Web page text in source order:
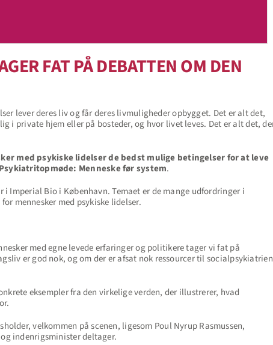
FAT PÅ DEBATTEN OM DEN
lever deres liv og får deres livmuligheder opbygget. Det er alt det,
i private hjem eller på bosteder, og hvor livet leves. Det er alt det,
med psykiske lidelser de bedst mulige betingelser for at leve
Menneske før system.
Imperial Bio i København. Temaet er de mange udfordringer i
mennesker med psykiske lidelser.
med egne levede erfaringer og politikere tager vi fat på
er god nok, og om der er afsat nok ressourcer til
eksempler fra den virkelige verden, der illustrerer, hvad
velkommen på scenen, ligesom Poul Nyrup Rasmussen,
indenrigsminister deltager.